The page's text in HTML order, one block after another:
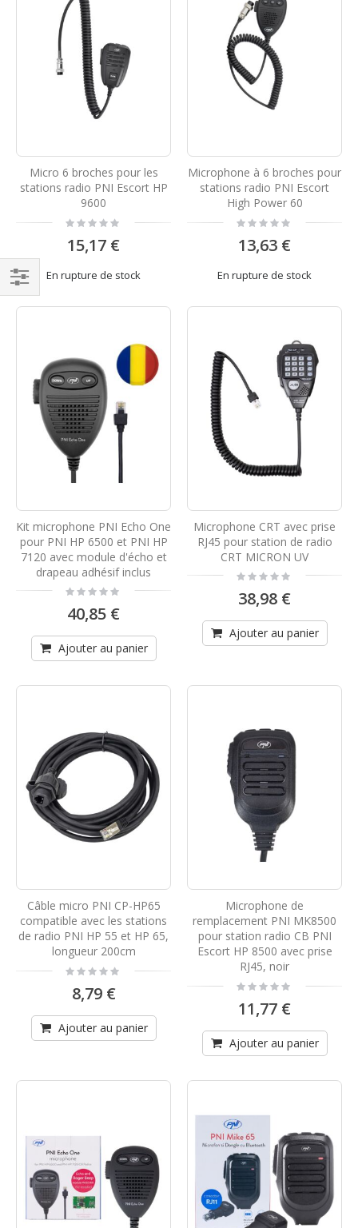
Micro 6 broches pour les
stations radio PNI Escort HP
9600
Rating:
0%
15,17 €
En rupture de stock
Microphone à 6 broches pour
stations radio PNI Escort
High Power 60
Rating:
0%
13,63 €
En rupture de stock
Kit microphone PNI Echo One
pour PNI HP 6500 et PNI HP
7120 avec module d'écho et
drapeau adhésif inclus
Rating:
40,85 €
Ajouter au panier
Microphone CRT avec prise
RJ45 pour station de radio
CRT MICRON UV
Rating:
38,98 €
Ajouter au panier
Câble micro PNI CP-HP65
compatible avec les stations
de radio PNI HP 55 et HP 65,
longueur 200cm
Rating:
0%
8,79 €
Ajouter au panier
Microphone de
remplacement PNI MK8500
pour station radio CB PNI
Escort HP 8500 avec prise
RJ45, noir
Rating:
0%
11,77 €
Ajouter au panier
Filtrer